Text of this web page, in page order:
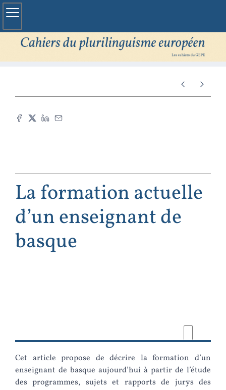
La formation actuelle
d’un enseignant de
basque
Cet article propose de décrire la formation d’un
enseignant de basque aujourd’hui à partir de l’étude
des programmes, sujets et rapports de jurys des